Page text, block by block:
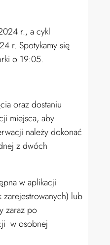
r., a cykl
r. Spotykamy się
o 19:05.
oraz dostaniu
miejsca, aby
należy dokonać
z dwóch
w aplikacji
lub
zaraz po
w osobnej